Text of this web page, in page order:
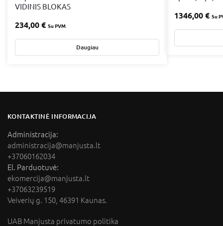
VIDINIS BLOKAS
234,00€ Su PVM
Daugiau
1346,00€ Su
KONTAKTINĖ INFORMACIJA
Administracija:
administracija@manjusta.lt
+37060162034
El. Parduotuvė:
ekomercija@manjusta.lt
+37063239519
Veiverių g. 150, 46391 Kaunas.
UAB Manjusta privatumo politika